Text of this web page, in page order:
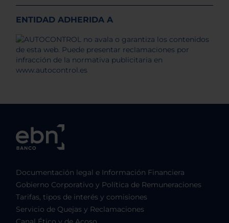
ENTIDAD ADHERIDA A
Documentación legal e Información Financiera
Gobierno Corporativo y Política de Remuneraciones
Tarifas, tipos de interés y comisiones
Servicio de Quejas y Reclamaciones